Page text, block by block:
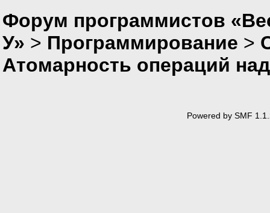
Форум программистов
У» > Программирование >
Атомарность операций
Powered by SMF